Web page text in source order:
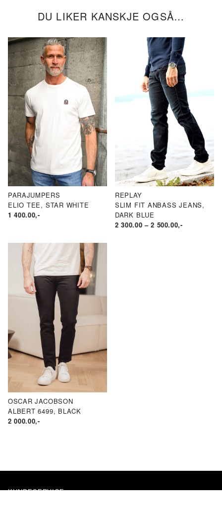
DU LIKER KANSKJE OGSÅ…
PARAJUMPERS
ELIO TEE, STAR WHITE
1 400.00,-
REPLAY
SLIM FIT ANBASS JEANS,
DARK BLUE
2 300.00 – 2 500.00,-
OSCAR JACOBSON
ALBERT 6499, BLACK
2 000.00,-
KUNDESERVICE